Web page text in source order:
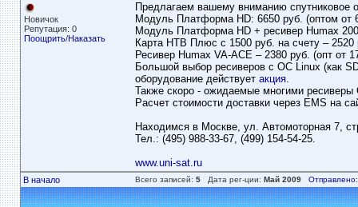
Новичок
Репутация: 0
Поощрить/Наказать
Предлагаем вашему вниманию спутниковое
Модуль Платформа HD: 6650 руб. (оптом от
Модуль Платформа HD + ресивер Humax
Карта НТВ Плюс с 1500 руб. на счету – 2520
Ресивер Humax VA-ACE – 2380 руб. (опт от
Большой выбор ресиверов с ОС Linux (как
оборудование действует акция.
Также скоро - ожидаемые многими ресиверы
Расчет стоимости доставки через EMS на
Находимся в Москве, ул. Автомоторная 7,
Тел.: (495) 988-33-67, (499) 154-54-25.
www.uni-sat.ru
В начало Всего записей: 5Дата рег-ции: Май 2009 Отправлено: